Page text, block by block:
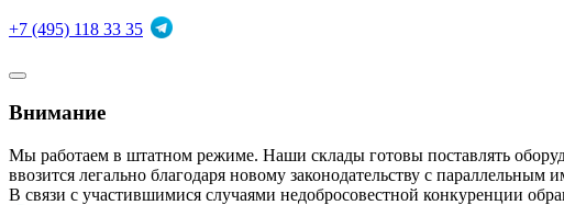
+7 (495) 118 33 35
Внимание
Мы работаем в штатном режиме. Наши склады готовы поставлять
ввозится легально благодаря новому законодательству с
В связи с участившимися случаями недобросовестной конкуренции